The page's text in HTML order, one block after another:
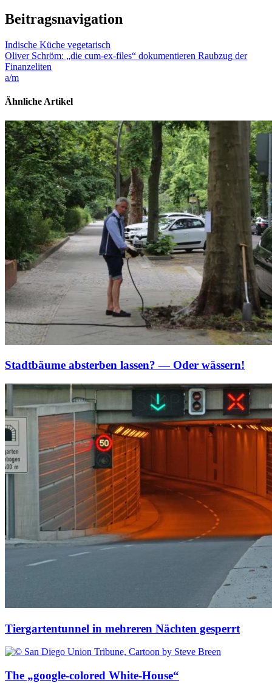
Beitragsnavigation
Indische Küche vegetarisch
Oliver Schröm: „die cum-ex-files“ dokumentieren Raubzug der
Finanzeliten
a/m
Ähnliche Artikel
Stadtbäume absterben lassen? — Oder wässern!
Tiergartentunnel in mehreren Nächten gesperrt
The „google-colored White-House“